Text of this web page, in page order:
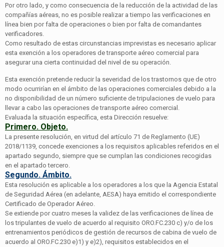
Por otro lado, y como consecuencia de la reducción de la actividad de las
compañías aéreas, no es posible realizar a tiempo las verificaciones en
línea bien por falta de operaciones o bien por falta de comandantes
verificadores.
Como resultado de estas circunstancias imprevistas es necesario aplicar
esta exención a los operadores de transporte aéreo comercial para
asegurar una cierta continuidad del nivel de su operación.
Esta exención pretende reducir la severidad de los trastornos que de otro
modo ocurrirían en el ámbito de las operaciones comerciales debido a la
no disponibilidad de un número suficiente de tripulaciones de vuelo para
llevar a cabo las operaciones de transporte aéreo comercial.
Evaluada la situación específica, esta Dirección resuelve:
Primero. Objeto.
La presente resolución, en virtud del artículo 71 de Reglamento (UE)
2018/1139, concede exenciones a los requisitos aplicables referidos en el
apartado segundo, siempre que se cumplan las condiciones recogidas
en el apartado tercero.
Segundo. Ámbito.
Esta resolución es aplicable a los operadores a los que la Agencia Estatal
de Seguridad Aérea (en adelante, AESA) haya emitido el correspondiente
Certificado de Operador Aéreo.
Se extiende por cuatro meses la validez de las verificaciones de línea de
los tripulantes de vuelo de acuerdo al requisito ORO.FC.230 c) y/o de los
entrenamientos periódicos de gestión de recursos de cabina de vuelo de
acuerdo al ORO.FC.230 e)1) y e)2), requisitos establecidos en el